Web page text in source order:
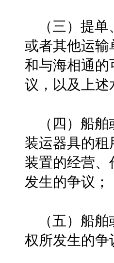
（三）提单
或者其他运输
和与海相通的
议，以及上述
（四）船舶
装运器具的
装置的经营
发生的争议；
（五）船舶
权所发生的争